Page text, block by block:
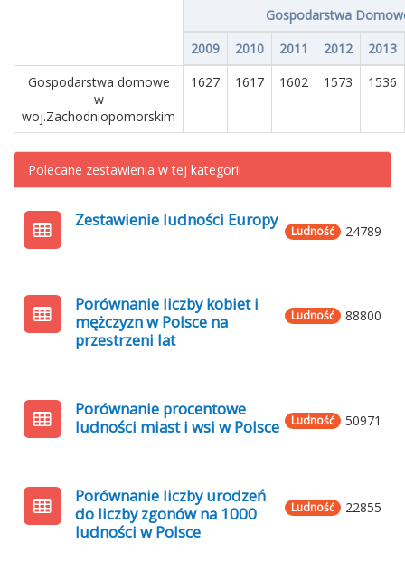
Gospodarstwa
2009
2010 2011 2012
2013
Gospodarstwa domowe
w
woj.Zachodniopomorskim
1627 1617 1602 1573 1536
Polecane zestawienia w tej kategorii
24789
Ludność
Zestawienie ludności Europy
88800
Ludność
Porównanie liczby kobiet i
mężczyzn w Polsce na
przestrzeni lat
50971
Ludność
Porównanie procentowe
ludności miast i wsi w Polsce
22855
Ludność
Porównanie liczby urodzeń
do liczby zgonów na 1000
ludności w Polsce